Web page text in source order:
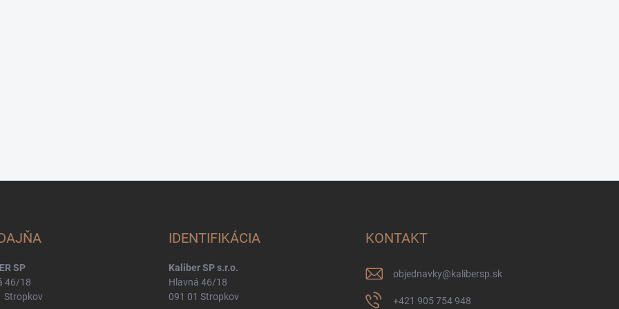
SP
46/18
Stropkov
IDENTIFIKÁCIA
Kaliber SP s.r.o.
Hlavná 46/18
091 01 Stropkov
KONTAKT
objednavky@kalibersp.sk
+421 905 754 948